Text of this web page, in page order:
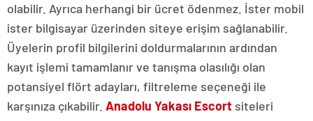
olabilir. Ayrıca herhangi bir ücret ödenmez. İster mobil
ister bilgisayar üzerinden siteye erişim sağlanabilir.
Üyelerin profil bilgilerini doldurmalarının ardından
kayıt işlemi tamamlanır ve tanışma olasılığı olan
potansiyel flört adayları, filtreleme seçeneği ile
karşınıza çıkabilir. Anadolu Yakası Escort siteleri